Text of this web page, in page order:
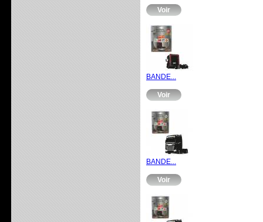
Voir
BANDE...
Voir
BANDE...
Voir